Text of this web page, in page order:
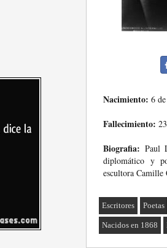
Nacimiento: 6
Fallecimiento:
Biografia: Paul
diplomático y
escultora Camille
Escritores Poetas
Nacidos en 1868